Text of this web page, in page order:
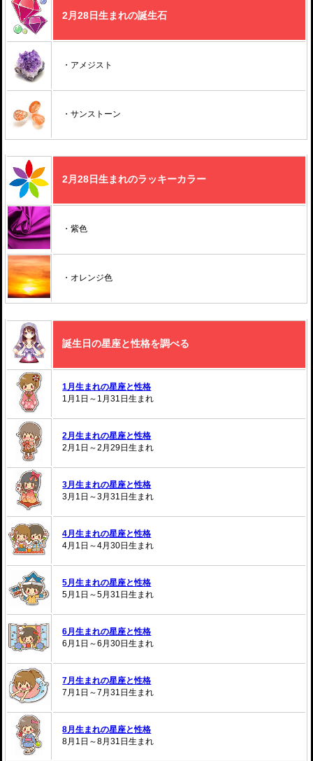
2月28日生まれの誕生石
・アメジスト
・サンストーン
2月28日生まれのラッキーカラー
・紫色
・オレンジ色
誕生日の星座と性格を調べる
1月生まれの星座と性格
1月1日～1月31日生まれ
2月生まれの星座と性格
2月1日～2月29日生まれ
3月生まれの星座と性格
3月1日～3月31日生まれ
4月生まれの星座と性格
4月1日～4月30日生まれ
5月生まれの星座と性格
5月1日～5月31日生まれ
6月生まれの星座と性格
6月1日～6月30日生まれ
7月生まれの星座と性格
7月1日～7月31日生まれ
8月生まれの星座と性格
8月1日～8月31日生まれ